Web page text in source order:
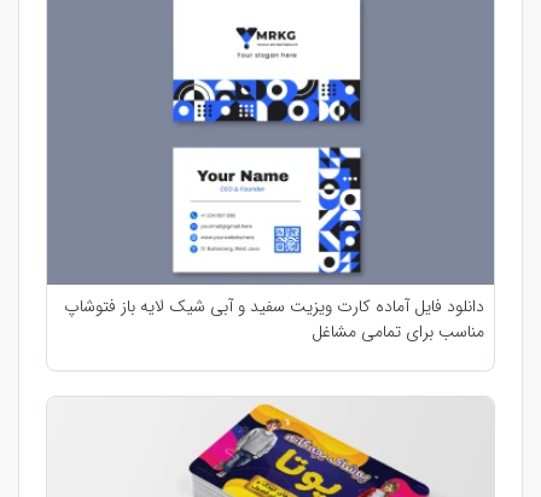
دانلود فایل آماده کارت ویزیت سفید و آبی شیک لایه باز فتوشاپ
مناسب برای تمامی مشاغل